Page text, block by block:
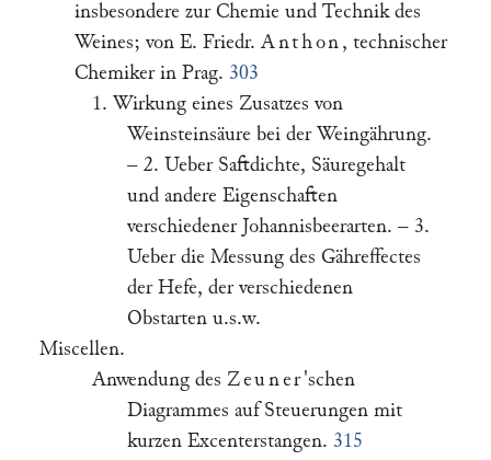
insbesondere zur Chemie und Technik des
Weines; von E. Friedr. Anthon , technischer
Chemiker in Prag. 303
1. Wirkung eines Zusatzes von
Weinsteinsäure bei der Weingährung.
– 2. Ueber Saftdichte, Säuregehalt
und andere Eigenschaften
verschiedener Johannisbeerarten. – 3.
Ueber die Messung des Gähreffectes
der Hefe, der verschiedenen
Obstarten u.s.w.
Miscellen.
Anwendung des Zeuner'schen
Diagrammes auf Steuerungen mit
kurzen Excenterstangen. 315